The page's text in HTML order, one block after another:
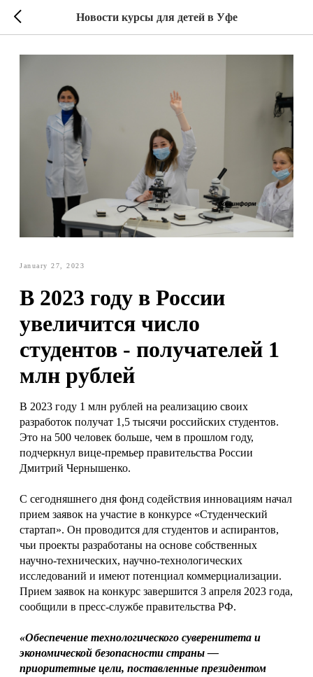
Новости курсы для детей в Уфе
January 27, 2023
В 2023 году в России
увеличится число
студентов - получателей 1
млн рублей
В 2023 году 1 млн рублей на реализацию своих
разработок получат 1,5 тысячи российских студентов.
Это на 500 человек больше, чем в прошлом году,
подчеркнул вице-премьер правительства России
Дмитрий Чернышенко.
С сегодняшнего дня фонд содействия инновациям начал
прием заявок на участие в конкурсе «Студенческий
стартап». Он проводится для студентов и аспирантов,
чьи проекты разработаны на основе собственных
научно-технических, научно-технологических
исследований и имеют потенциал коммерциализации.
Прием заявок на конкурс завершится 3 апреля 2023 года,
сообщили в пресс-службе правительства РФ.
«Обеспечение технологического суверенитета и
экономической безопасности страны —
приоритетные цели, поставленные президентом